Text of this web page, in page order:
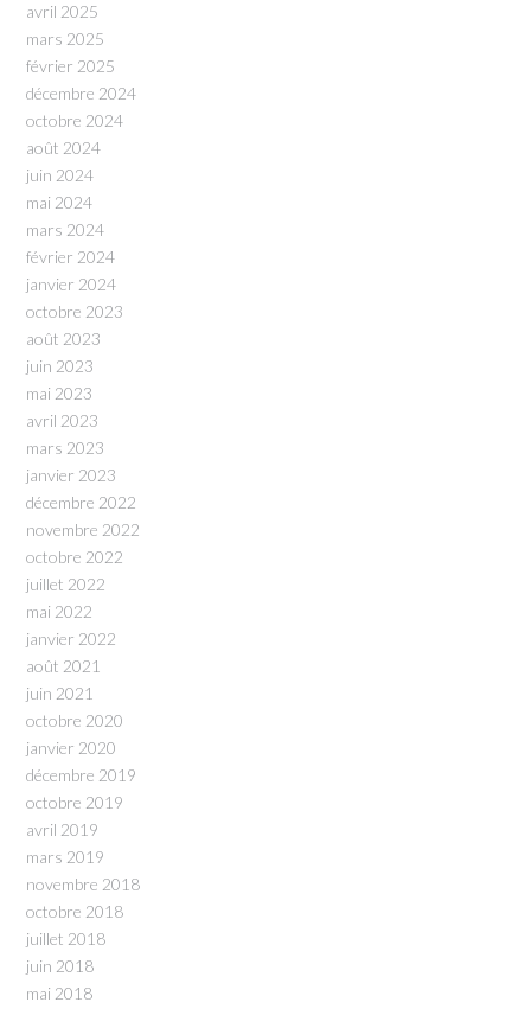
avril 2025
mars 2025
février 2025
décembre 2024
octobre 2024
août 2024
juin 2024
mai 2024
mars 2024
février 2024
janvier 2024
octobre 2023
août 2023
juin 2023
mai 2023
avril 2023
mars 2023
janvier 2023
décembre 2022
novembre 2022
octobre 2022
juillet 2022
mai 2022
janvier 2022
août 2021
juin 2021
octobre 2020
janvier 2020
décembre 2019
octobre 2019
avril 2019
mars 2019
novembre 2018
octobre 2018
juillet 2018
juin 2018
mai 2018